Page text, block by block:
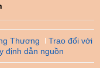
Thương
Trao đổi với
định dẫn nguồn